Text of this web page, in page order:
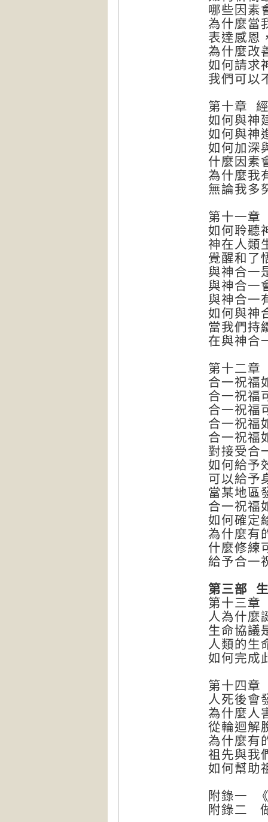
哪些因素
為什麼當
表達感恩
為什麼改
如何請求
我們可以
第十章
如何與神
如何與神
如何加深
什麼因素
為什麼我
無論我多
第十一章
如何聆聽
神在人類
覺醒和了
與神合一
與神合一
與神合一
如何與神
當我們持
在與神合
第十二章
合一祝福
合一祝福
合一祝福
合一祝福
合一祝福
對接受合
如何給予
可以給予
當某地區
合一祝福
如何確定
為什麼有
什麼修練
給予合一
第三部
第十三章
人為什麼
生命協議
人類的生
如何完成
第十四章
人死後會
為什麼人
從輪迴解
為什麼有
祖先與我
如何幫助
附錄一
附錄二